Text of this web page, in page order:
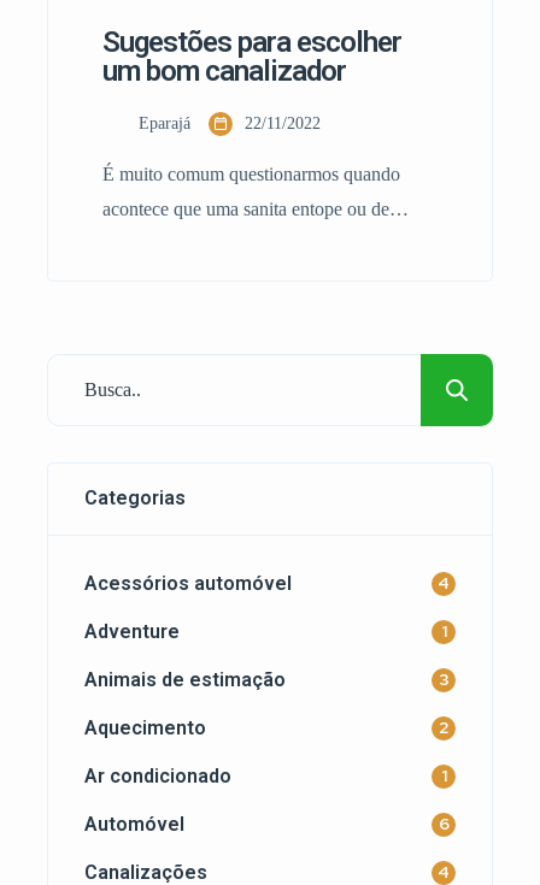
Sugestões para escolher
um bom canalizador
Eparajá 22/11/2022
É muito comum questionarmos quando
acontece que uma sanita entope ou de
que desenvolvem a atividade de
Categorias
Acessórios automóvel 4
Adventure 1
Animais de estimação 3
Aquecimento 2
Ar condicionado 1
Automóvel 6
Canalizações 4